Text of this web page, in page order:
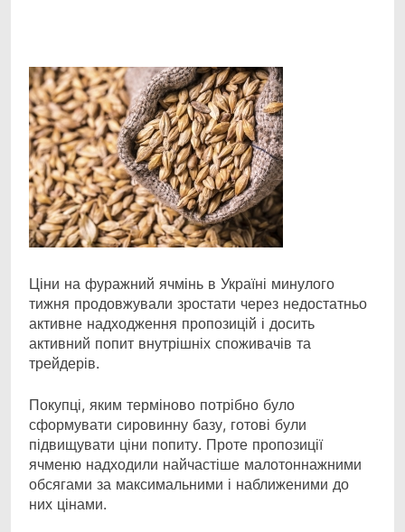
Link
Ціни на фуражний ячмінь в Україні минулого
тижня продовжували зростати через недостатньо
активне надходження пропозицій і досить
активний попит внутрішніх споживачів та
трейдерів.
Покупці, яким терміново потрібно було
сформувати сировинну базу, готові були
підвищувати ціни попиту. Проте пропозиції
ячменю надходили найчастіше малотоннажними
обсягами за максимальними і наближеними до
них цінами.